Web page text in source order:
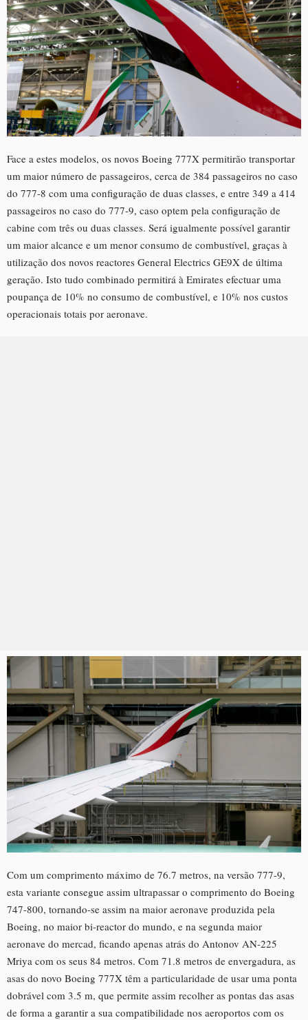
Face a estes modelos, os novos Boeing 777X permitirão transportar
um maior número de passageiros, cerca de 384 passageiros no caso
do 777-8 com uma configuração de duas classes, e entre 349 a 414
passageiros no caso do 777-9, caso optem pela configuração de
cabine com três ou duas classes. Será igualmente possível garantir
um maior alcance e um menor consumo de combustível, graças à
utilização dos novos reactores General Electrics GE9X de última
geração. Isto tudo combinado permitirá à Emirates efectuar uma
poupança de 10% no consumo de combustível, e 10% nos custos
operacionais totais por aeronave.
Com um comprimento máximo de 76.7 metros, na versão 777-9,
esta variante consegue assim ultrapassar o comprimento do Boeing
747-800, tornando-se assim na maior aeronave produzida pela
Boeing, no maior bi-reactor do mundo, e na segunda maior
aeronave do mercad, ficando apenas atrás do Antonov AN-225
Mriya com os seus 84 metros. Com 71.8 metros de envergadura, as
asas do novo Boeing 777X têm a particularidade de usar uma ponta
dobrável com 3.5 m, que permite assim recolher as pontas das asas
de forma a garantir a sua compatibilidade nos aeroportos com os